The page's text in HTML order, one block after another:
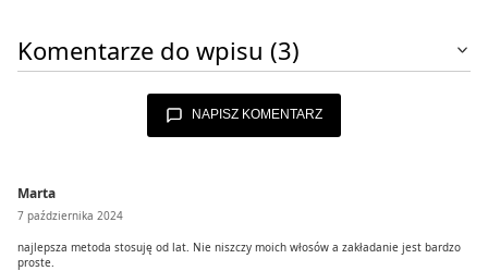
Komentarze do wpisu (3)
NAPISZ KOMENTARZ
Marta
7 października 2024
najlepsza metoda stosuję od lat. Nie niszczy moich włosów a zakładanie jest bardzo
proste.